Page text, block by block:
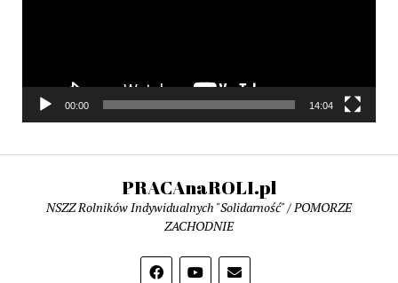
00:00 14:04
PRACAnaROLI.pl
NSZZ Rolników Indywidualnych "Solidarność" / POMORZE
ZACHODNIE